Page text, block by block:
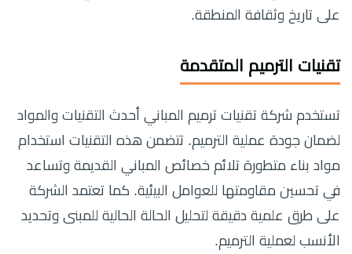
على تاريخ وثقافة المنطقة.
تقنيات الترميم المتقدمة
تستخدم شركة تقنيات ترميم المباني أحدث التقنيات والمواد
لضمان جودة عملية الترميم. تتضمن هذه التقنيات استخدام
مواد بناء متطورة تلائم خصائص المباني القديمة وتساعد
في تحسين مقاومتها للعوامل البيئية. كما تعتمد الشركة
على طرق علمية دقيقة لتحليل الحالة الحالية للمبنى وتحديد
الأنسب لعملية الترميم.